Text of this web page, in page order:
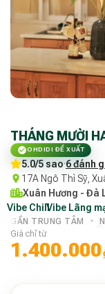
THÁNG MƯỜI
OHDIDI ĐỀ XUẤT
5.0/5 sao·6 đánh
17A Ngô Thì Sỹ,
Xuân Hương - Đà
·
Vibe Chill·
Vibe Lãng
GẦN TRUNG TÂM
Giá chỉ từ
1.400.000